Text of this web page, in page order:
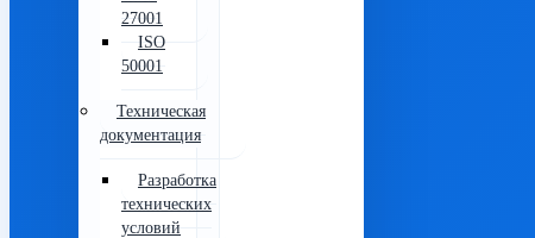
27001
ISO
50001
Техническая
документация
Разработка
технических
условий